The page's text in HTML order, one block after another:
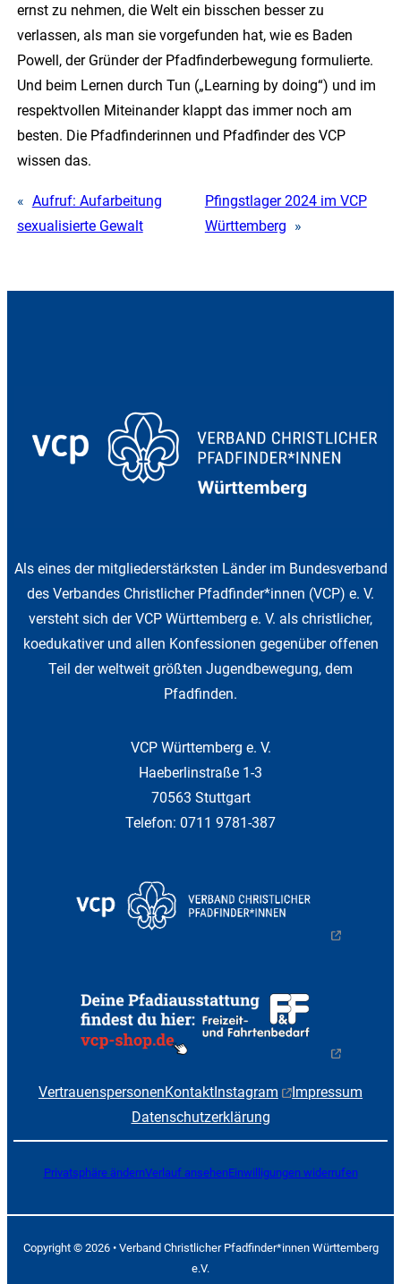
ernst zu nehmen, die Welt ein bisschen besser zu
verlassen, als man sie vorgefunden hat, wie es Baden
Powell, der Gründer der Pfadfinderbewegung formulierte.
Und beim Lernen durch Tun („Learning by doing“) und im
respektvollen Miteinander klappt das immer noch am
besten. Die Pfadfinderinnen und Pfadfinder des VCP
wissen das.
« Aufruf: Aufarbeitung
sexualisierte Gewalt
Pfingstlager 2024 im VCP
Württemberg »
Als eines der mitgliederstärksten Länder im Bundesverband
des Verbandes Christlicher Pfadfinder*innen (VCP) e. V.
versteht sich der VCP Württemberg e. V. als christlicher,
koedukativer und allen Konfessionen gegenüber offenen
Teil der weltweit größten Jugendbewegung, dem
Pfadfinden.
VCP Württemberg e. V.
Haeberlinstraße 1-3
70563 Stuttgart
Telefon: 0711 9781-387
VertrauenspersonenKontaktInstagram
Impressum
Datenschutzerklärung
Privatsphäre ändernVerlauf ansehenEinwilligungen widerrufen
Copyright © 2026 • Verband Christlicher Pfadfinder*innen Württemberg
e.V.